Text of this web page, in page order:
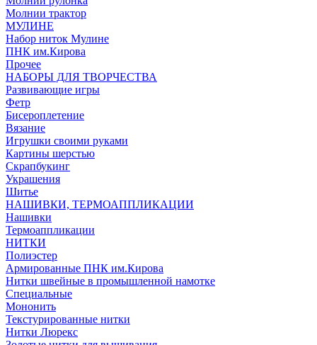
Молнии трактор
МУЛИНЕ
Набор ниток Мулине
ПНК им.Кирова
Прочее
НАБОРЫ ДЛЯ ТВОРЧЕСТВА
Развивающие игры
Фетр
Бисероплетение
Вязание
Игрушки своими руками
Картины шерстью
Скрапбукинг
Украшения
Шитье
НАШИВКИ, ТЕРМОАППЛИКАЦИИ
Нашивки
Термоаппликации
НИТКИ
Полиэстер
Армированные ПНК им.Кирова
Нитки швейные в промышленной намотке
Специальные
Мононить
Текстурированные нитки
Нитки Люрекс